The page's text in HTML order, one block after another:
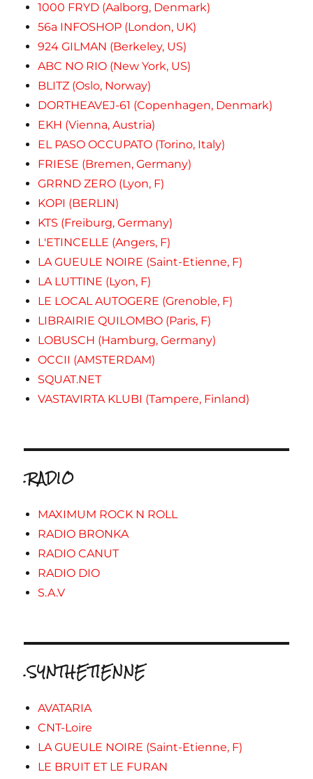
1000 FRYD (Aalborg, Denmark)
56a INFOSHOP (London, UK)
924 GILMAN (Berkeley, US)
ABC NO RIO (New York, US)
BLITZ (Oslo, Norway)
DORTHEAVEJ-61 (Copenhagen, Denmark)
EKH (Vienna, Austria)
EL PASO OCCUPATO (Torino, Italy)
FRIESE (Bremen, Germany)
GRRND ZERO (Lyon, F)
KOPI (BERLIN)
KTS (Freiburg, Germany)
L'ETINCELLE (Angers, F)
LA GUEULE NOIRE (Saint-Etienne, F)
LA LUTTINE (Lyon, F)
LE LOCAL AUTOGERE (Grenoble, F)
LIBRAIRIE QUILOMBO (Paris, F)
LOBUSCH (Hamburg, Germany)
OCCII (AMSTERDAM)
SQUAT.NET
VASTAVIRTA KLUBI (Tampere, Finland)
.RADIO
MAXIMUM ROCK N ROLL
RADIO BRONKA
RADIO CANUT
RADIO DIO
S.A.V
.SYNTHETIENNE
AVATARIA
CNT-Loire
LA GUEULE NOIRE (Saint-Etienne, F)
LE BRUIT ET LE FURAN